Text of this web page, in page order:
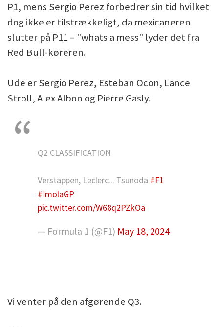
P1, mens Sergio Perez forbedrer sin tid hvilket
dog ikke er tilstrækkeligt, da mexicaneren
slutter på P11 – "whats a mess" lyder det fra
Red Bull-køreren.
Ude er Sergio Perez, Esteban Ocon, Lance
Stroll, Alex Albon og Pierre Gasly.
Q2 CLASSIFICATION
Verstappen, Leclerc... Tsunoda #F1
#ImolaGP
pic.twitter.com/W68q2PZkOa
— Formula 1 (@F1) May 18, 2024
Vi venter på den afgørende Q3.